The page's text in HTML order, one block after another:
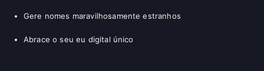
Gere nomes maravilhosamente estranhos
Abrace o seu eu digital único